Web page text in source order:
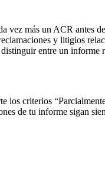
vez más un ACR antes
y litigios
entre un informe
criterios
de tu informe sigan